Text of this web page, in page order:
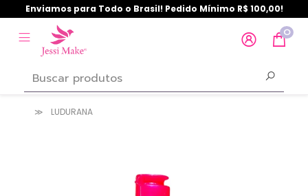
Enviamos para Todo o Brasil! Pedido Mínimo R$ 100,00!
0
LUDURANA